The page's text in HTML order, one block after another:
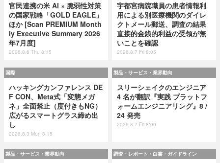
官民連携の米 AI × 脆弱性対策
の国家戦略「GOLD EAGLE」
ほか [Scan PREMIUM Month
ly Executive Summary 2026
年7月度]
2026.8.6 Thu 8:15
宇都宮病院職員の患者情報利
用による別医療機関のダイレ
クトメール郵送、調査の結果
直接的金銭的利益の受領が無
いことを確認
2026.8.7 Fri 8:05
国際
ハッキングカンファレンス DE
F CON、Meta式「変態メガ
ネ」全面禁止（度付きもNG）
広がるスマートグラス締め出
し
2026.8.3 Mon 8:15
製品・サービス・業界動向
スリーシェイクのエンジニア
4 名が翻訳『実践 プラットフ
ォームエンジニアリング』8 /
24 発売
2026.8.7 Fri 8:00
製品・サービス・業界動向 調査・レポート・白書・ガイドライン